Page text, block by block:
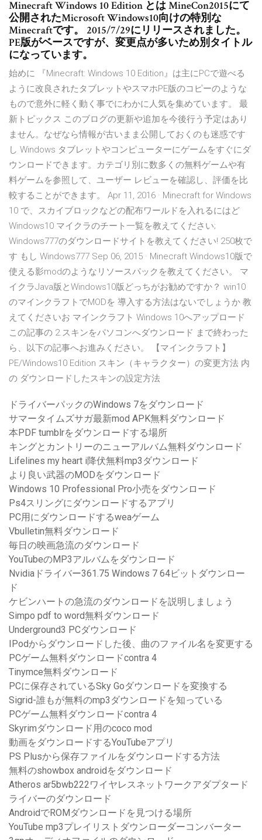
Minecraft Windows 10 Edition とは MineCon2015にて
公開されたMicrosoft Windows10向けの特別な
Minecraftです。 2015/7/29にリリースされました。
PE版がベースですが、変更点が多いため別タイトル
になっています。
始めに 『Minecraft: Windows 10 Edition』は主にPCで遊べる
ように改良されたタブレットやスマホPE版のコピーのような
もので意外に軽く動く事でにわかに人気を集めています。 最
新トピックス このブログの更新や追加を今後行う予定はあり
ません。なぜなら情報が古いまま公開しておくのも迷惑です
し Windows タブレットやコンピューターにゲームをすぐにダ
ウンロードできます。カテゴリ別に数多くの無料ゲームや有
料ゲームを参照して、ユーザー レビューを確認し、評価を比
較することができます。 Apr 11, 2016 · Minecraft for Windows
10 で、スカイブロックなどの配布ワールドを入れるにはど
Windows10 マイクラのチート一覧を教えてください;
Windows777のダウンロードサイトを教えてください! 250枚で
す もし Windows777 Sep 06, 2015 · Minecraft Windows10版で
使える影modのようなリソースパックを教えてください。 マ
イクラJava版とWindows10版どっちがお勧めですか？ win10
のマインクラフトでMODを 導入する方法はないでしょうか 教
えてくださいお マインクラフト Windows 10へアップロード
この記事の 2.スキンをパソコンへダウンロード まで終わった
ら、以下の記事へお進みください。 【マインクラフト】
PE/Windows10 Edition スキン（キャラクター）の変更方法 内
の ダウンロードしたスキンの設定方法
ドライバーパックのWindows 7をダウンロード
サマータイムズサガ最新mod APK無料ダウンロード
本PDF tumblrをダウンロードする場所
キングとカントリーのニューアルバム無料ダウンロード
Lifelines my heart i降伏無料mp3ダウンロード
より良い武器のMODをダウンロード
Windows 10 Professional Pro小売をダウンロード
Ps4スリングにダウンロードするアプリ
PC用にダウンロードするweaゲーム
Vbulletin無料ダウンロード
毎日の映画急流のダウンロード
YouTubeのMP3アルバムをダウンロード
Nvidiaドライバー361.75 Windows 7 64ビットダウンロー
ド
ケビンハートの急流のダウンロードを説明しましょう
Simpo pdf to word無料ダウンロード
Underground3 PCダウンロード
IPodからダウンロードした後、曲のファイル名を変更する
PCゲーム無料ダウンロードcontra 4
Tinymce無料ダウンロード
PCに保存されているSky Goダウンロードを変換する
Sigrid-誰もが無料のmp3ダウンロードを知っている
PCゲーム無料ダウンロードcontra 4
Skyrimダウンロード用のcoco mod
動画をダウンロードするYouTubeアプリ
PS Plusから保存ファイルをダウンロードする方法
無料のshowbox androidをダウンロード
Atheros ar5bwb222ワイヤレスネットワークアダプタード
ライバーのダウンロード
AndroidでROMダウンロードを見つける場所
YouTube mp3プレイリストダウンローダーコンバーター